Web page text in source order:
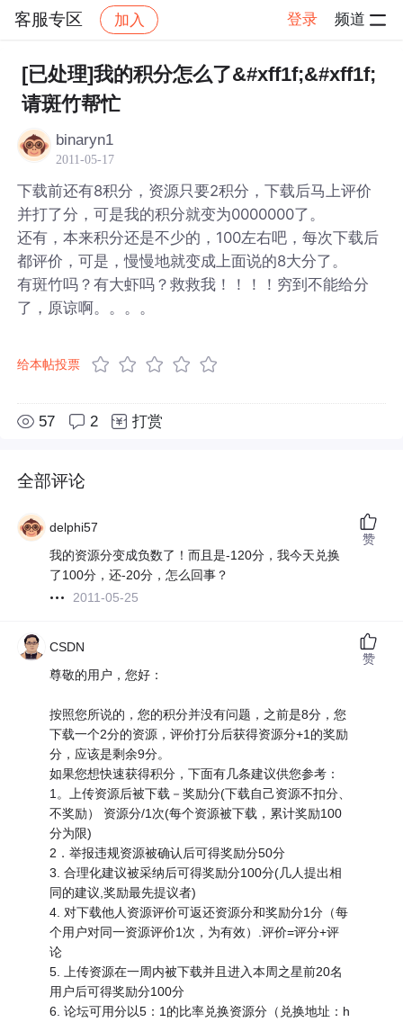
客服专区 加入 登录 频道
社区 客服专区 帖子详情
[已处理]我的积分怎么了&#xff1f;&#xff1f;
请斑竹帮忙
binaryn1
2011-05-17
下载前还有8积分，资源只要2积分，下载后马上评价
并打了分，可是我的积分就变为0000000了。
还有，本来积分还是不少的，100左右吧，每次下载后
都评价，可是，慢慢地就变成上面说的8大分了。
有斑竹吗？有大虾吗？救救我！！！！穷到不能给分
了，原谅啊。。。。
给本帖投票
57 2 打赏
全部评论
delphi57
我的资源分变成负数了！而且是-120分，我今天兑换
了100分，还-20分，怎么回事？
2011-05-25
赞
CSDN
尊敬的用户，您好：
按照您所说的，您的积分并没有问题，之前是8分，您
下载一个2分的资源，评价打分后获得资源分+1的奖励
分，应该是剩余9分。
如果您想快速获得积分，下面有几条建议供您参考：
1。上传资源后被下载－奖励分(下载自己资源不扣分、
不奖励） 资源分/1次(每个资源被下载，累计奖励100
分为限)
2．举报违规资源被确认后可得奖励分50分
3. 合理化建议被采纳后可得奖励分100分(几人提出相
同的建议,奖励最先提议者)
4. 对下载他人资源评价可返还资源分和奖励分1分（每
个用户对同一资源评价1次，为有效）.评价=评分+评
论
5. 上传资源在一周内被下载并且进入本周之星前20名
用户后可得奖励分100分
6. 论坛可用分以5：1的比率兑换资源分（兑换地址：h
赞